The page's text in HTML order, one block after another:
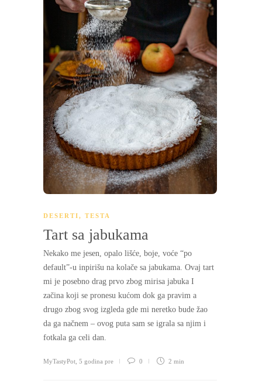
DESERTI, TESTA
Tart sa jabukama
Nekako me jesen, opalo lišće, boje, voće “po
default”-u inpirišu na kolače sa jabukama. Ovaj tart
mi je posebno drag prvo zbog mirisa jabuka I
začina koji se pronesu kućom dok ga pravim a
drugo zbog svog izgleda gde mi neretko bude žao
da ga načnem – ovog puta sam se igrala sa njim i
fotkala ga celi dan.
MyTastyPot 5 godina pre 0 2 min